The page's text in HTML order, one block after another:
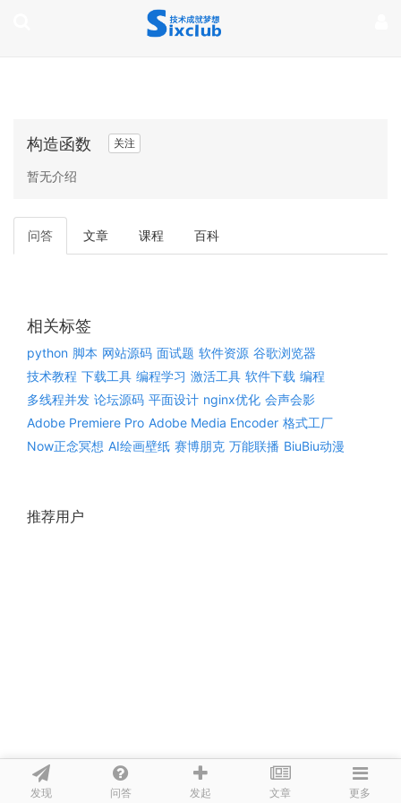
发现 问答 发起 文章 更多
构造函数 关注
暂无介绍
问答 文章 课程 百科
相关标签
python 脚本 网站源码 面试题 软件资源 谷歌浏览器
技术教程 下载工具 编程学习 激活工具 软件下载 编程
多线程并发 论坛源码 平面设计 nginx优化 会声会影
Adobe Premiere Pro Adobe Media Encoder 格式工厂
Now正念冥想 AI绘画壁纸 赛博朋克 万能联播 BiuBiu动漫
推荐用户